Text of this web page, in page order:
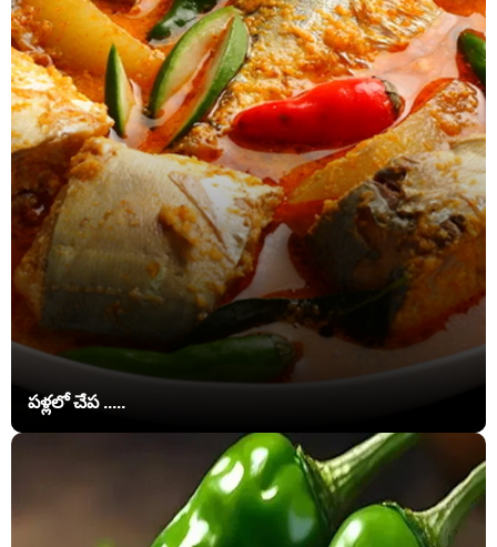
పళ్లలో చేప .....